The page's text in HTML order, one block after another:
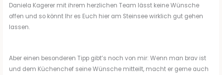
Daniela Kagerer mit ihrem herzlichen Team lässt keine Wünsche
offen und so könnt Ihr es Euch hier am Steinsee wirklich gut gehen
lassen.
Aber einen besonderen Tipp gibt’s noch von mir: Wenn man brav ist
und dem Küchenchef seine Wünsche mitteilt, macht er gerne auch